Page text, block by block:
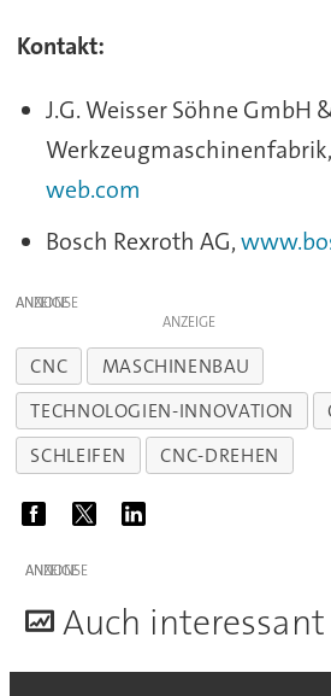
Kontakt:
J.G. Weisser Söhne GmbH
Werkzeugmaschinenfabrik,
web.com
Bosch Rexroth AG,
ANZEIGE
ANZEIGE
CNC
MASCHINENBAU
TECHNOLOGIEN-INNOVATION
SCHLEIFEN
CNC-DREHEN
ANZEIGE
Auch interessant